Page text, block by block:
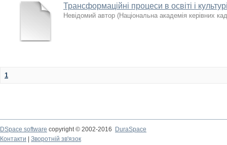
Трансформаційні процеси в освіті і
Невідомий автор (Національна академія керівних
1
DSpace software copyright © 2002-2016
DuraSpace
Контакти
Зворотній зв'язок